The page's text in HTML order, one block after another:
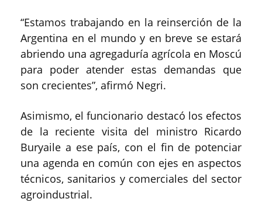
“Estamos trabajando en la reinserción de la
Argentina en el mundo y en breve se estará
abriendo una agregaduría agrícola en Moscú
para poder atender estas demandas que
son crecientes”, afirmó Negri.
Asimismo, el funcionario destacó los efectos
de la reciente visita del ministro Ricardo
Buryaile a ese país, con el fin de potenciar
una agenda en común con ejes en aspectos
técnicos, sanitarios y comerciales del sector
agroindustrial.